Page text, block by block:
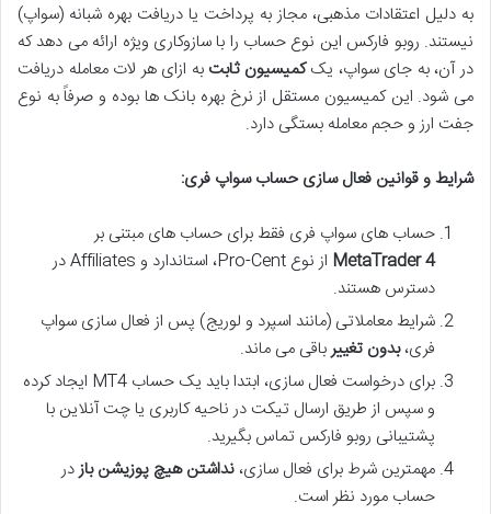
به دلیل اعتقادات مذهبی، مجاز به پرداخت یا دریافت بهره شبانه (سواپ)
نیستند. روبو فارکس این نوع حساب را با سازوکاری ویژه ارائه می دهد که
در آن، به جای سواپ، یککمیسیون ثابت به ازای هر لات معامله دریافت
می شود. این کمیسیون مستقل از نرخ بهره بانک ها بوده و صرفاً به نوع
جفت ارز و حجم معامله بستگی دارد.
شرایط و قوانین فعال سازی حساب سواپ فری:
حساب های سواپ فری فقط برای حساب های مبتنی بر
MetaTrader 4
از نوع Pro-Cent، استاندارد و Affiliates در
دسترس هستند.
شرایط معاملاتی (مانند اسپرد و لوریج) پس از فعال سازی سواپ
فری،بدون تغییرباقی می ماند.
برای درخواست فعال سازی، ابتدا باید یک حساب MT4 ایجاد کرده
و سپس از طریق ارسال تیکت در ناحیه کاربری یا چت آنلاین با
پشتیبانی روبو فارکس تماس بگیرید.
مهمترین شرط برای فعال سازی، نداشتن هیچ پوزیشن بازدر
حساب مورد نظر است.